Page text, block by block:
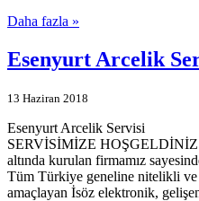
Daha fazla »
Esenyurt Arcelik
13 Haziran 2018
Esenyurt Arcelik Servisi
SERVİSİMİZE
altında kurulan firmamız
Tüm Türkiye geneline nitelikli
amaçlayan İsöz elektronik,